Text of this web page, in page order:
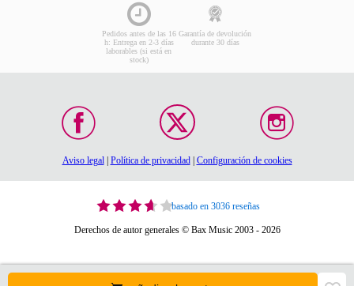
Pedidos antes de las 16
h: Entrega en 2-3 días
laborables (si está en
stock)
Garantía de devolución
durante 30 días
Aviso legal| Política de privacidad| Configuración de cookies
basado en 3036 reseñas
Derechos de autor generales © Bax Music 2003 - 2026